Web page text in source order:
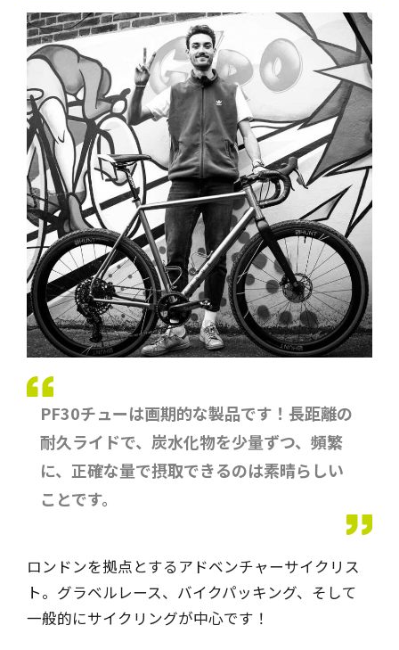
PF30チューは画期的な製品です！長距離の
耐久ライドで、炭水化物を少量ずつ、頻繁
に、正確な量で摂取できるのは素晴らしい
ことです。
ロンドンを拠点とするアドベンチャーサイクリス
ト。グラベルレース、バイクパッキング、そして
一般的にサイクリングが中心です！